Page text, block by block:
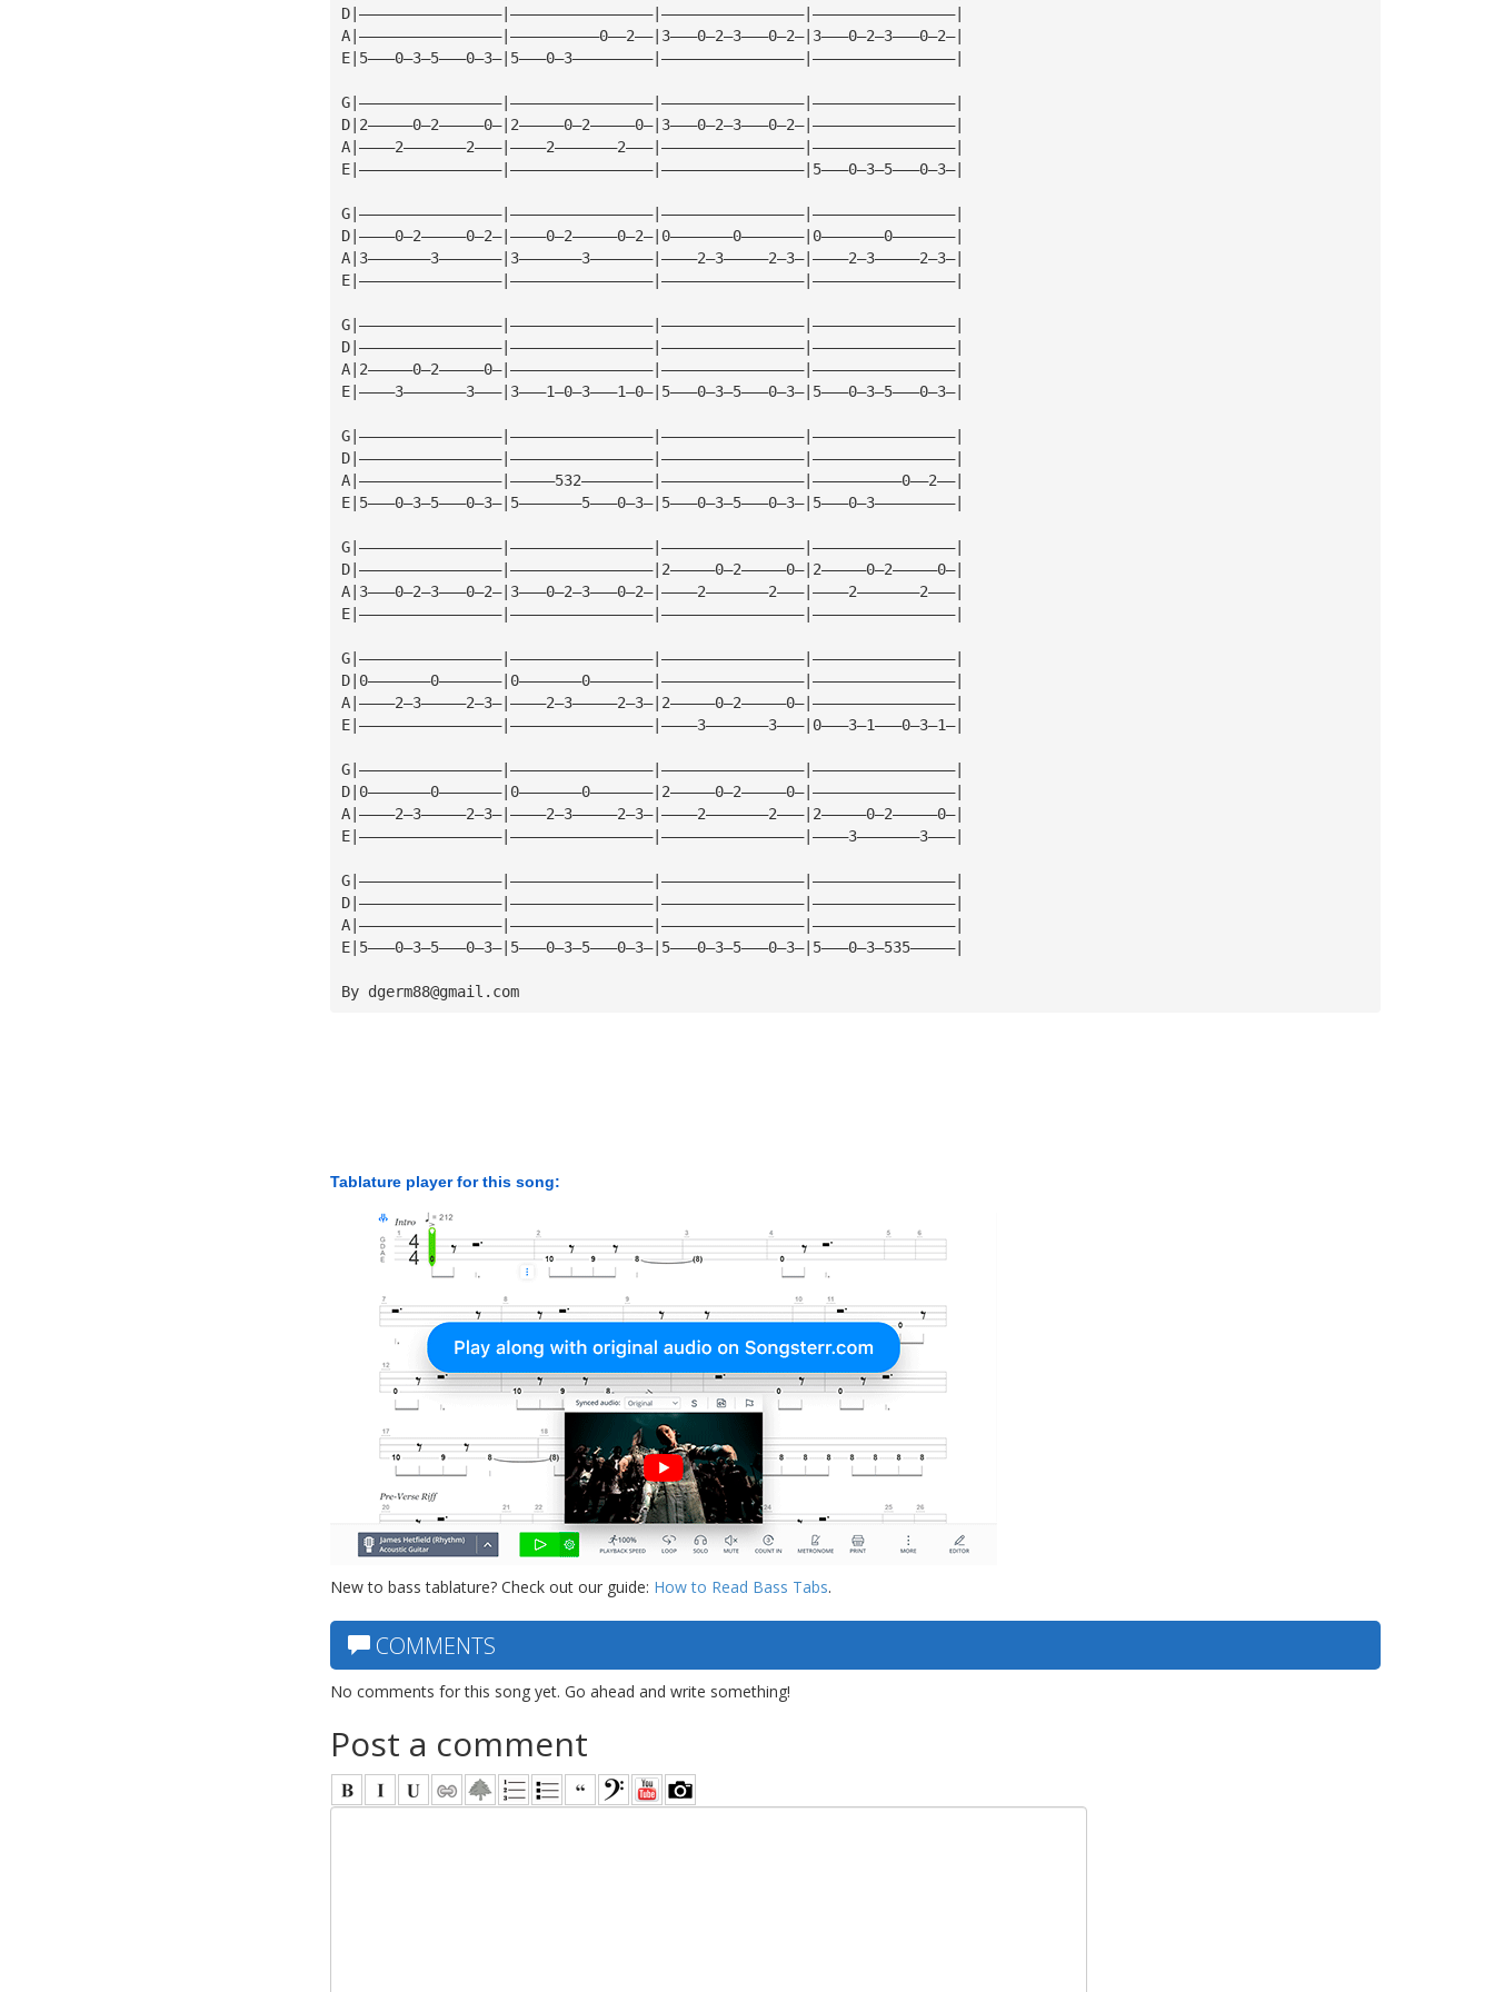
D|————————————————|————————————————|————————————————|————————————————|
A|————————————————|——————————0——2——|3———0—2—3———0—2—|3———0—2—3———0—2—|
E|5———0—3—5———0—3—|5———0—3—————————|————————————————|————————————————|
G|————————————————|————————————————|————————————————|————————————————|
D|2—————0—2—————0—|2—————0—2—————0—|3———0—2—3———0—2—|————————————————|
A|————2———————2———|————2———————2———|————————————————|————————————————|
E|————————————————|————————————————|————————————————|5———0—3—5———0—3—|
G|————————————————|————————————————|————————————————|————————————————|
D|————0—2—————0—2—|————0—2—————0—2—|0———————0———————|0———————0———————|
A|3———————3———————|3———————3———————|————2—3—————2—3—|————2—3—————2—3—|
E|————————————————|————————————————|————————————————|————————————————|
G|————————————————|————————————————|————————————————|————————————————|
D|————————————————|————————————————|————————————————|————————————————|
A|2—————0—2—————0—|————————————————|————————————————|————————————————|
E|————3———————3———|3———1—0—3———1—0—|5———0—3—5———0—3—|5———0—3—5———0—3—|
G|————————————————|————————————————|————————————————|————————————————|
D|————————————————|————————————————|————————————————|————————————————|
A|————————————————|—————532————————|————————————————|——————————0——2——|
E|5———0—3—5———0—3—|5———————5———0—3—|5———0—3—5———0—3—|5———0—3—————————|
G|————————————————|————————————————|————————————————|————————————————|
D|————————————————|————————————————|2—————0—2—————0—|2—————0—2—————0—|
A|3———0—2—3———0—2—|3———0—2—3———0—2—|————2———————2———|————2———————2———|
E|————————————————|————————————————|————————————————|————————————————|
G|————————————————|————————————————|————————————————|————————————————|
D|0———————0———————|0———————0———————|————————————————|————————————————|
A|————2—3—————2—3—|————2—3—————2—3—|2—————0—2—————0—|————————————————|
E|————————————————|————————————————|————3———————3———|0———3—1———0—3—1—|
G|————————————————|————————————————|————————————————|————————————————|
D|0———————0———————|0———————0———————|2—————0—2—————0—|————————————————|
A|————2—3—————2—3—|————2—3—————2—3—|————2———————2———|2—————0—2—————0—|
E|————————————————|————————————————|————————————————|————3———————3———|
G|————————————————|————————————————|————————————————|————————————————|
D|————————————————|————————————————|————————————————|————————————————|
A|————————————————|————————————————|————————————————|————————————————|
E|5———0—3—5———0—3—|5———0—3—5———0—3—|5———0—3—5———0—3—|5———0—3—535—————|
By dgerm88@gmail.com
Tablature player for this song:
New to bass tablature? Check out our guide: How to Read Bass Tabs.
COMMENTS
No comments for this song yet. Go ahead and write something!
Post a comment